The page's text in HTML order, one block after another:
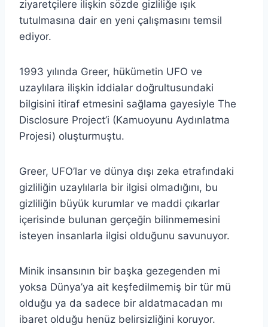
ziyaretçilere ilişkin sözde gizliliğe ışık
tutulmasına dair en yeni çalışmasını temsil
ediyor.
1993 yılında Greer, hükümetin UFO ve
uzaylılara ilişkin iddialar doğrultusundaki
bilgisini itiraf etmesini sağlama gayesiyle The
Disclosure Project’i (Kamuoyunu Aydınlatma
Projesi) oluşturmuştu.
Greer, UFO’lar ve dünya dışı zeka etrafındaki
gizliliğin uzaylılarla bir ilgisi olmadığını, bu
gizliliğin büyük kurumlar ve maddi çıkarlar
içerisinde bulunan gerçeğin bilinmemesini
isteyen insanlarla ilgisi olduğunu savunuyor.
Minik insansının bir başka gezegenden mi
yoksa Dünya’ya ait keşfedilmemiş bir tür mü
olduğu ya da sadece bir aldatmacadan mı
ibaret olduğu henüz belirsizliğini koruyor.